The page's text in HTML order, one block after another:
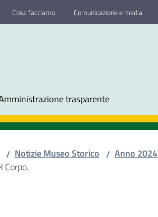
Cosa facciamo Comunicazione e media
trasparente
/ Notizie Museo Storico / Anno 2024
Corpo.